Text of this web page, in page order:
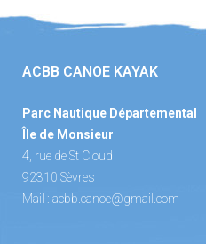
ACBB CANOE KAYAK
Parc Nautique Départemental
Île de Monsieur
4, rue de St Cloud
92310 Sèvres
Mail : acbb.canoe@gmail.com